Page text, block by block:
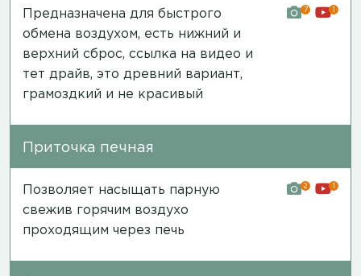
Предназначена для быстрого
обмена воздухом, есть нижний и
верхний сброс, ссылка на видео и
тет драйв, это древний вариант,
грамоздкий и не красивый
7 1
Приточка печная
Позволяет насыщать парную
свежив горячим воздухо
проходящим через печь
2 1